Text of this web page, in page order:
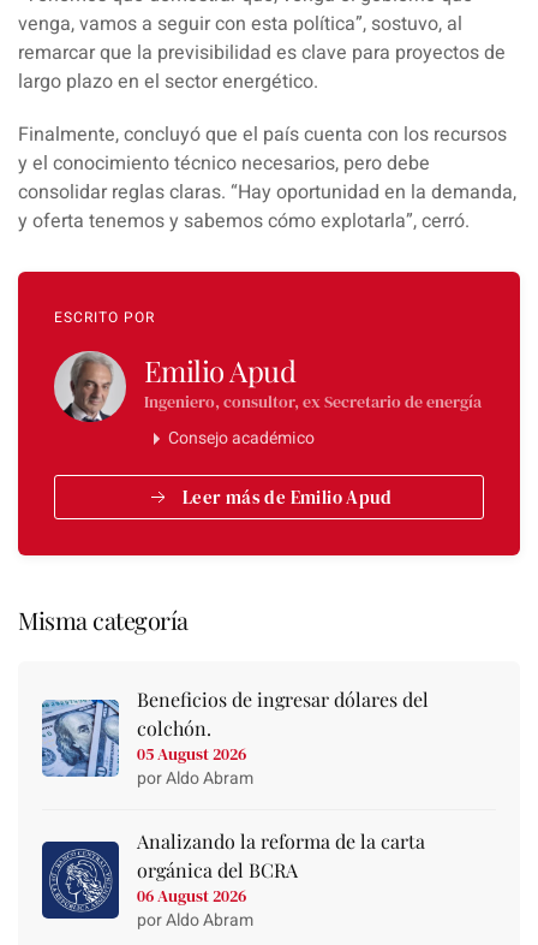
venga, vamos a seguir con esta política”, sostuvo, al
remarcar que la previsibilidad es clave para proyectos de
largo plazo en el sector energético.
Finalmente, concluyó que el país cuenta con los recursos
y el conocimiento técnico necesarios, pero debe
consolidar reglas claras. “Hay oportunidad en la demanda,
y oferta tenemos y sabemos cómo explotarla”, cerró.
ESCRITO POR
Emilio Apud
Ingeniero, consultor, ex Secretario de energía
Consejo académico
Leer más de Emilio Apud
Misma categoría
Beneficios de ingresar dólares del
colchón.
05 August 2026
por Aldo Abram
Analizando la reforma de la carta
orgánica del BCRA
06 August 2026
por Aldo Abram